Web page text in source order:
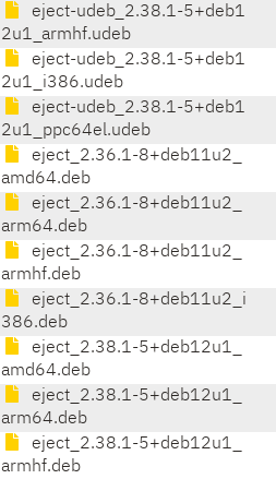
eject-udeb_2.38.1-5+deb1
2u1_armhf.udeb
eject-udeb_2.38.1-5+deb1
2u1_i386.udeb
eject-udeb_2.38.1-5+deb1
2u1_ppc64el.udeb
eject_2.36.1-8+deb11u2_
amd64.deb
eject_2.36.1-8+deb11u2_
arm64.deb
eject_2.36.1-8+deb11u2_
armhf.deb
eject_2.36.1-8+deb11u2_i
386.deb
eject_2.38.1-5+deb12u1_
amd64.deb
eject_2.38.1-5+deb12u1_
arm64.deb
eject_2.38.1-5+deb12u1_
armhf.deb